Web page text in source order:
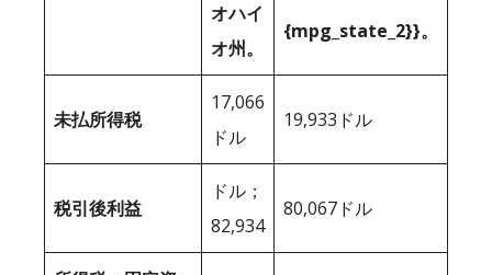
オハイ
オ州。
{mpg_state_2}}。
未払所得税
17,066
ドル
19,933ドル
税引後利益
ドル；
82,934
80,067ドル